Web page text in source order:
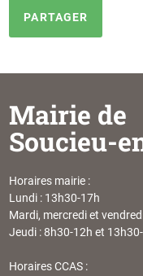
PARTAGER
Mairie de
Soucieu-
Horaires mairie :
Lundi : 13h30-17h
Mardi, mercredi et
Jeudi : 8h30-12h et
Horaires CCAS :